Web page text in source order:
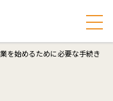
を始めるために必要な手続き